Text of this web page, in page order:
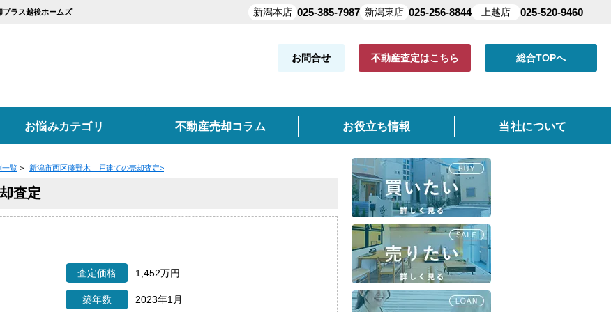
ラス越後ホームズ
お問合せ 不動産査定はこちら 総合TOPへ
を探す
発田市・聖籠町 妙高市 東京・神奈川・埼玉・千葉
収益物件
お悩みカテゴリ
取 空き家 離婚 任意売却 事故物件 共有持分
不動産売却コラム お役立ち情報
ち情報
の違い 不動産売却時の諸費用 高く売るポイント よくある質問 仲介手数料について
売却クイック査定とは
当社について
一覧 > 新潟市西区藤野木 戸建ての売却査定>
査定
査定価格 1,452万円
築年数 2023年1月
新潟本店 025-385-7987 新潟東店 025-256-8844 上越店 025-520-9460